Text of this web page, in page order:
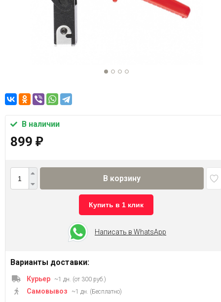
В наличии
899 ₽
В корзину
Купить в 1 клик
Написать в WhatsApp
Варианты доставки:
Курьер ~1 дн. (от 300 руб.)
Самовывоз ~1 дн. (Бесплатно)